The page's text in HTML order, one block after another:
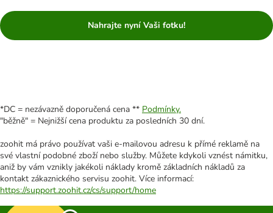
Nahrajte nyní Vaši fotku!
*DC = nezávazně doporučená cena ** Podmínky.
"běžně" = Nejnižší cena produktu za posledních 30 dní.
zoohit má právo používat vaši e-mailovou adresu k přímé reklamě na
své vlastní podobné zboží nebo služby. Můžete kdykoli vznést námitku,
aniž by vám vznikly jakékoli náklady kromě základních nákladů za
kontakt zákaznického servisu zoohit. Více informací:
https://support.zoohit.cz/cs/support/home